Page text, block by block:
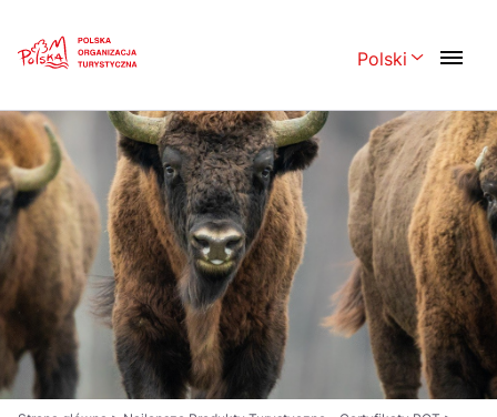
Polski
Polski English
Česká 中国
Dansk Deutsch
Español Français
Italiano Magyar
Nederlands 日本語
Português Norsk